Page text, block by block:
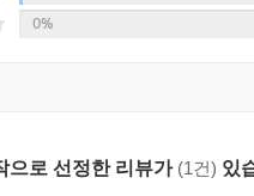
0%
으로 선정한 리뷰가 (1건) 있